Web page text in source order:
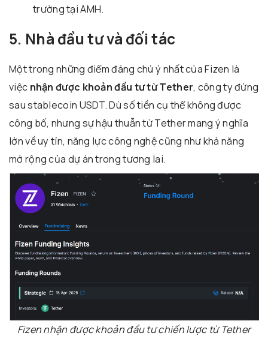
trường tại AMH.
5. Nhà đầu tư và đối tác
Một trong những điểm đáng chú ý nhất của Fizen là
việc nhận được khoản đầu tư từ Tether, công ty đứng
sau stablecoin USDT. Dù số tiền cụ thể không được
công bố, nhưng sự hậu thuẫn từ Tether mang ý nghĩa
lớn về uy tín, năng lực công nghệ cũng như khả năng
mở rộng của dự án trong tương lai.
Fizen nhận được khoản đầu tư chiến lược từ Tether